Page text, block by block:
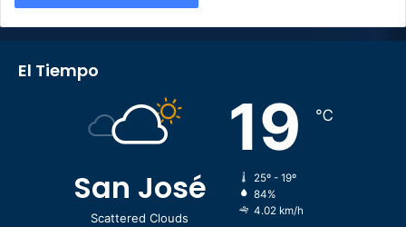
El Tiempo
San José
Scattered Clouds
19 ℃
25º - 19º
84%
4.02 km/h